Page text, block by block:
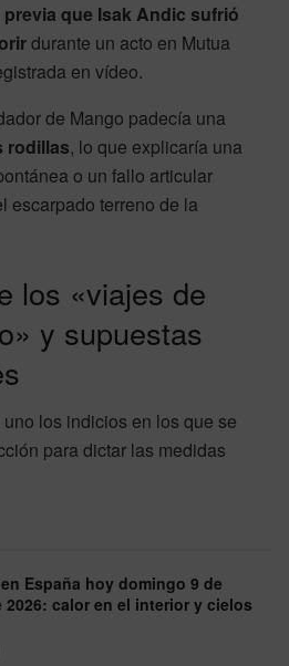
previa que Isak Andic sufrió
durante un acto en Mutua
en vídeo.
de Mango padecía una
rodillas, lo que explicaría una
o un fallo articular
escarpado terreno de la
los «viajes de
y supuestas
los indicios en los que se
para dictar las medidas
España hoy domingo 9 de
2026: calor en el interior y cielos